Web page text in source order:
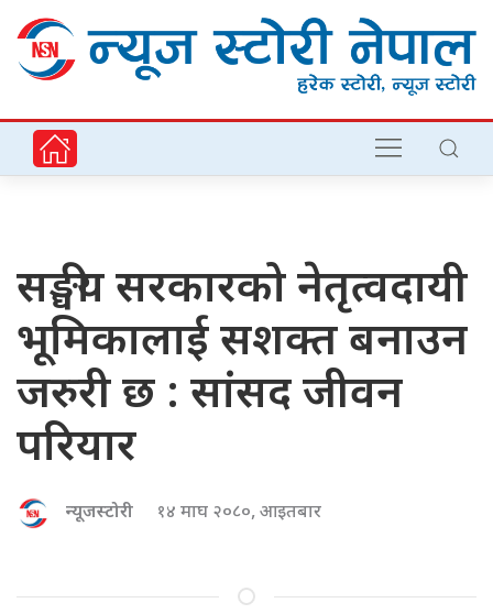
सङ्घीय सरकारको नेतृत्वदायी
भूमिकालाई सशक्त बनाउन
जरुरी छ : सांसद जीवन
परियार
न्यूजस्टोरी १४ माघ २०८०, आइतबार